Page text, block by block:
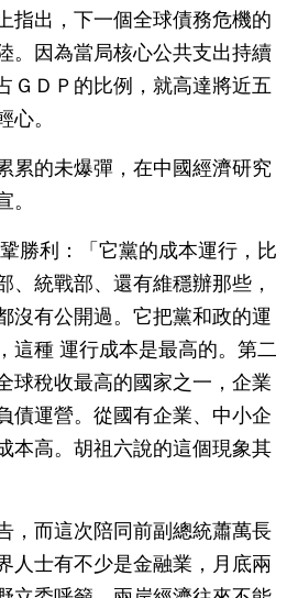
指出，下一個全球債務危機的
。因為當局核心公共支出持續
ＧＤＰ的比例，就高達將近五
心。
累的未爆彈，在中國經濟研究
。
勝利：「它黨的成本運行，比
、統戰部、還有維穩辦那些，
沒有公開過。它把黨和政的運
這種 運行成本是最高的。第二
球稅收最高的國家之一，企業
債運營。從國有企業、中小企
本高。胡祖六說的這個現象其
，而這次陪同前副總統蕭萬長
人士有不少是金融業，月底兩